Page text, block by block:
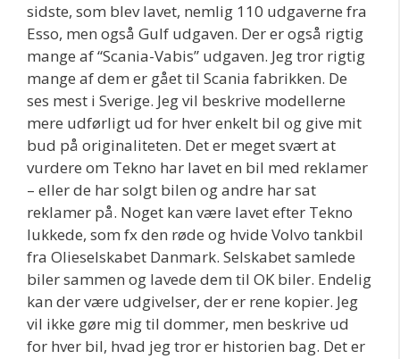
sidste, som blev lavet, nemlig 110 udgaverne fra
Esso, men også Gulf udgaven. Der er også rigtig
mange af “Scania-Vabis” udgaven. Jeg tror rigtig
mange af dem er gået til Scania fabrikken. De
ses mest i Sverige. Jeg vil beskrive modellerne
mere udførligt ud for hver enkelt bil og give mit
bud på originaliteten. Det er meget svært at
vurdere om Tekno har lavet en bil med reklamer
– eller de har solgt bilen og andre har sat
reklamer på. Noget kan være lavet efter Tekno
lukkede, som fx den røde og hvide Volvo tankbil
fra Olieselskabet Danmark. Selskabet samlede
biler sammen og lavede dem til OK biler. Endelig
kan der være udgivelser, der er rene kopier. Jeg
vil ikke gøre mig til dommer, men beskrive ud
for hver bil, hvad jeg tror er historien bag. Det er